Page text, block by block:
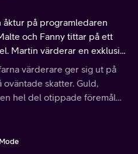
åktur på programledaren
och Fanny tittar på ett
Martin värderar en exklusiv
värderare ger sig ut på
skatter. Guld,
hel del otippade föremål